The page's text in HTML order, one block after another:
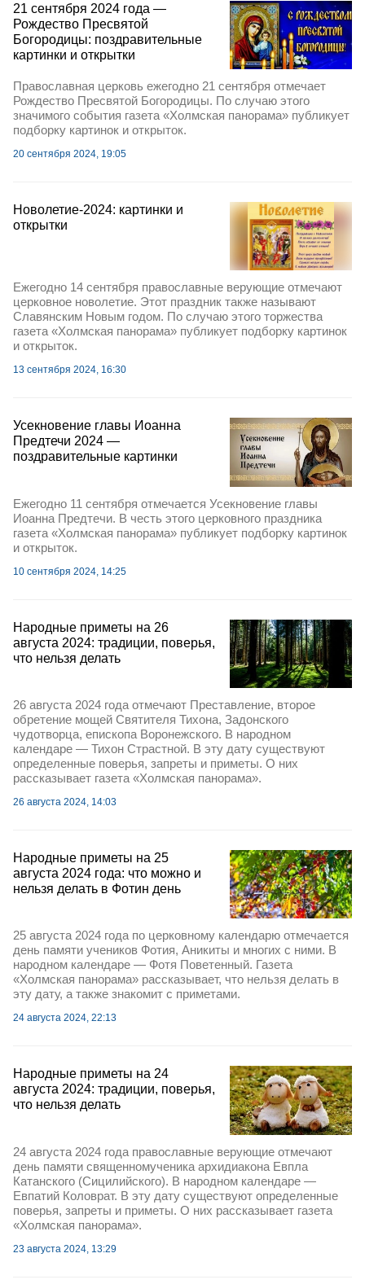
21 сентября 2024 года —
Рождество Пресвятой
Богородицы: поздравительные
картинки и открытки
Православная церковь ежегодно 21 сентября отмечает
Рождество Пресвятой Богородицы. По случаю этого
значимого события газета «Холмская панорама» публикует
подборку картинок и открыток.
20 сентября 2024, 19:05
Новолетие-2024: картинки и
открытки
Ежегодно 14 сентября православные верующие отмечают
церковное новолетие. Этот праздник также называют
Славянским Новым годом. По случаю этого торжества
газета «Холмская панорама» публикует подборку картинок
и открыток.
13 сентября 2024, 16:30
Усекновение главы Иоанна
Предтечи 2024 —
поздравительные картинки
Ежегодно 11 сентября отмечается Усекновение главы
Иоанна Предтечи. В честь этого церковного праздника
газета «Холмская панорама» публикует подборку картинок
и открыток.
10 сентября 2024, 14:25
Народные приметы на 26
августа 2024: традиции, поверья,
что нельзя делать
26 августа 2024 года отмечают Преставление, второе
обретение мощей Святителя Тихона, Задонского
чудотворца, епископа Воронежского. В народном
календаре — Тихон Страстной. В эту дату существуют
определенные поверья, запреты и приметы. О них
рассказывает газета «Холмская панорама».
26 августа 2024, 14:03
Народные приметы на 25
августа 2024 года: что можно и
нельзя делать в Фотин день
25 августа 2024 года по церковному календарю отмечается
день памяти учеников Фотия, Аникиты и многих с ними. В
народном календаре — Фотя Поветенный. Газета
«Холмская панорама» рассказывает, что нельзя делать в
эту дату, а также знакомит с приметами.
24 августа 2024, 22:13
Народные приметы на 24
августа 2024: традиции, поверья,
что нельзя делать
24 августа 2024 года православные верующие отмечают
день памяти священномученика архидиакона Евпла
Катанского (Сицилийского). В народном календаре —
Евпатий Коловрат. В эту дату существуют определенные
поверья, запреты и приметы. О них рассказывает газета
«Холмская панорама».
23 августа 2024, 13:29